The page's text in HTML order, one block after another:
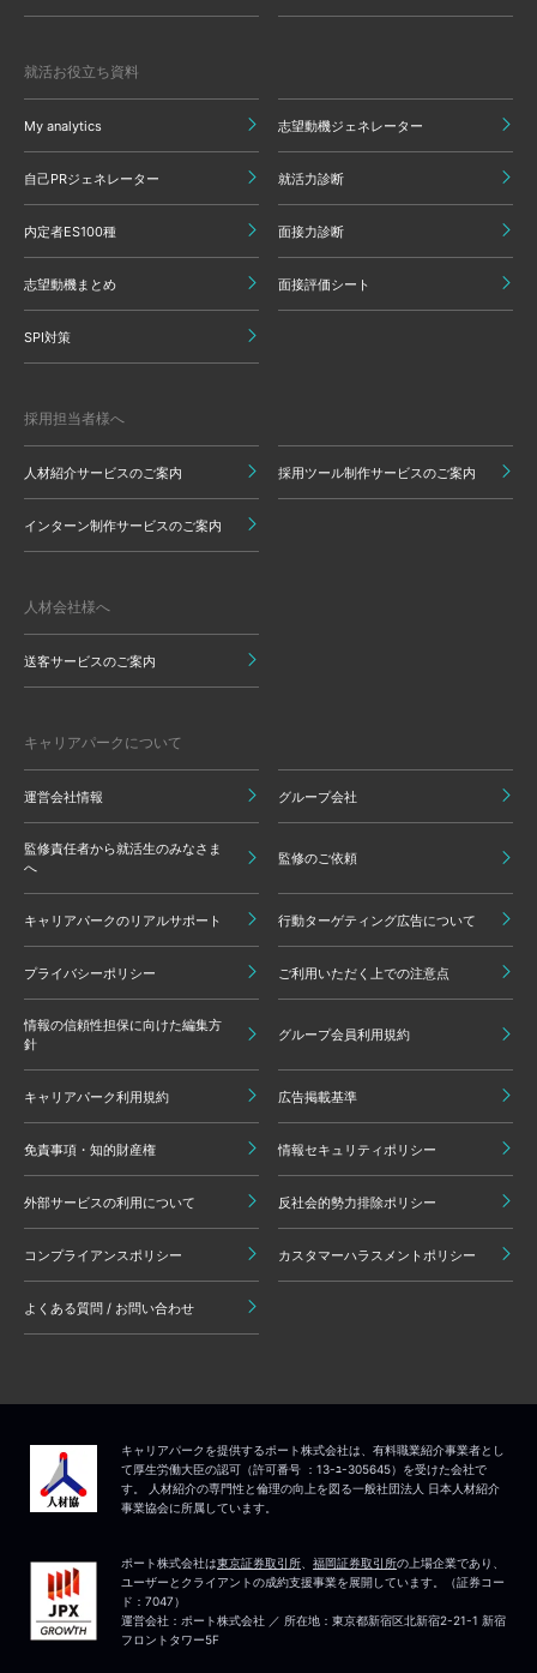
就活お役立ち資料
My analytics 志望動機ジェネレーター
自己PRジェネレーター 就活力診断
内定者ES100種 面接力診断
志望動機まとめ 面接評価シート
SPI対策
採用担当者様へ
人材紹介サービスのご案内 採用ツール制作サービスのご案内
インターン制作サービスのご案内
人材会社様へ
送客サービスのご案内
キャリアパークについて
運営会社情報 グループ会社
監修責任者から就活生のみなさま
へ
監修のご依頼
キャリアパークのリアルサポート 行動ターゲティング広告について
プライバシーポリシー ご利用いただく上での注意点
情報の信頼性担保に向けた編集方
針
グループ会員利用規約
キャリアパーク利用規約 広告掲載基準
免責事項・知的財産権 情報セキュリティポリシー
外部サービスの利用について 反社会的勢力排除ポリシー
コンプライアンスポリシー カスタマーハラスメントポリシー
よくある質問 / お問い合わせ